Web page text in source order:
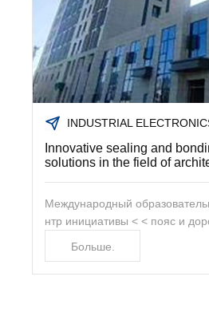
INDUSTRIAL
Innovative sealing and
solutions in the field of
Международный
нтр инициативы < < пояс и
Больше.